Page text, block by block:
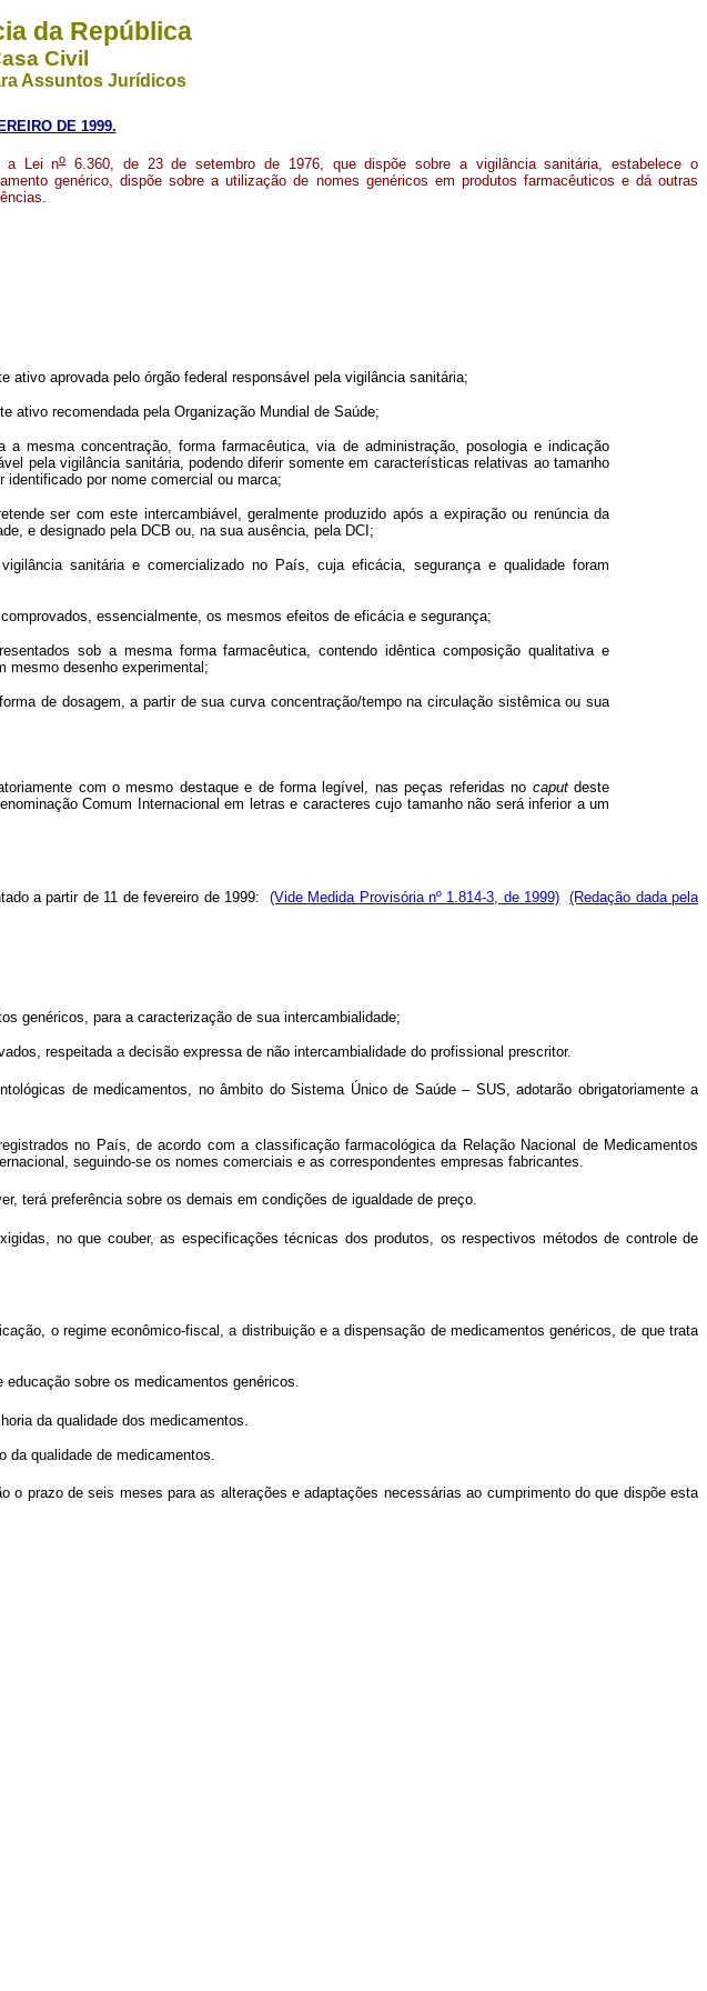
da República
Civil
Assuntos Jurídicos
DE 1999.
a Lei no6.360, de 23 de setembro de 1976, que dispõe sobre a vigilância sanitária, estabelece o
genérico, dispõe sobre a utilização de nomes genéricos em produtos farmacêuticos e dá outras
aprovada pelo órgão federal responsável pela vigilância sanitária;
ativo recomendada pela Organização Mundial de Saúde;
mesma concentração, forma farmacêutica, via de administração, posologia e indicação
pela vigilância sanitária, podendo diferir somente em características relativas ao tamanho
por nome comercial ou marca;
ser com este intercambiável, geralmente produzido após a expiração ou renúncia da
e designado pela DCB ou, na sua ausência, pela DCI;
sanitária e comercializado no País, cuja eficácia, segurança e qualidade foram
essencialmente, os mesmos efeitos de eficácia e segurança;
sob a mesma forma farmacêutica, contendo idêntica composição qualitativa e
mesmo desenho experimental;
de dosagem, a partir de sua curva concentração/tempo na circulação sistêmica ou sua
com o mesmo destaque e de forma legível, nas peças referidas no caputdeste
Comum Internacional em letras e caracteres cujo tamanho não será inferior a um
a partir de 11 de fevereiro de 1999: (Vide Medida Provisória nº 1.814-3, de 1999)
(Redação dada pela
genéricos, para a caracterização de sua intercambialidade;
respeitada a decisão expressa de não intercambialidade do profissional prescritor.
de medicamentos, no âmbito do Sistema Único de Saúde – SUS, adotarão obrigatoriamente a
no País, de acordo com a classificação farmacológica da Relação Nacional de Medicamentos
seguindo-se os nomes comerciais e as correspondentes empresas fabricantes.
terá preferência sobre os demais em condições de igualdade de preço.
no que couber, as especificações técnicas dos produtos, os respectivos métodos de controle de
o regime econômico-fiscal, a distribuição e a dispensação de medicamentos genéricos, de que trata
sobre os medicamentos genéricos.
da qualidade dos medicamentos.
qualidade de medicamentos.
prazo de seis meses para as alterações e adaptações necessárias ao cumprimento do que dispõe esta